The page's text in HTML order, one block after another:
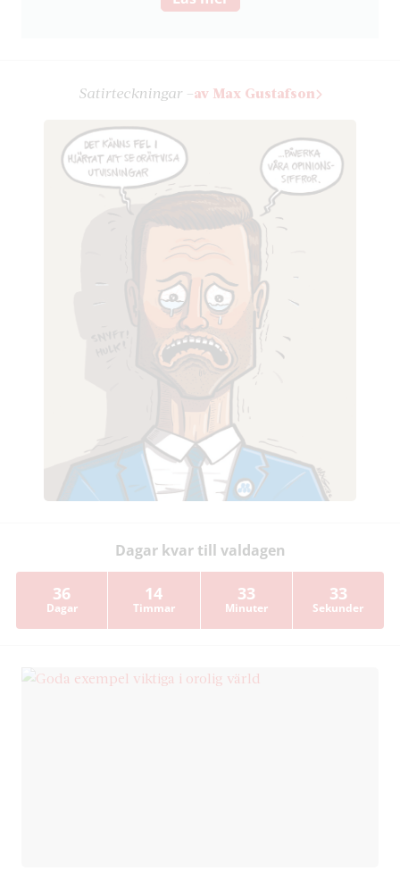
Satir­teckningar –av Max Gustafson
Dagar kvar till valdagen
36
Dagar
14
Timmar
33
Minuter
33
Sekunder